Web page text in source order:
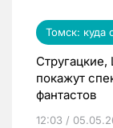
Томск: куда
покажут
фантастов
12:03 /